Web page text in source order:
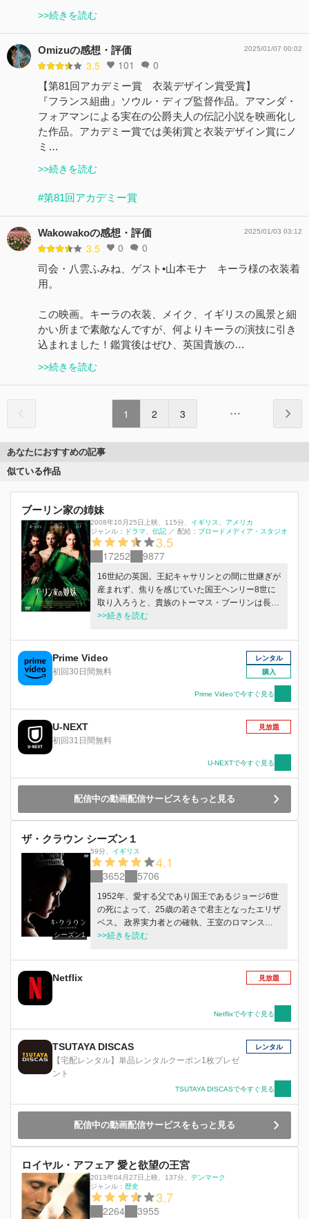
>>続きを読む
Omizuの感想・評価
3.5 101 0
2025/01/07 00:02
【第81回アカデミー賞 衣装デザイン賞受賞】
『フランス組曲』ソウル・ディブ監督作品。アマンダ・
フォアマンによる実在の公爵夫人の伝記小説を映画化し
た作品。アカデミー賞では美術賞と衣装デザイン賞にノ
ミ…
>>続きを読む
#第81回アカデミー賞
Wakowakoの感想・評価
3.5 0 0
2025/01/03 03:12
司会・八雲ふみね、ゲスト•山本モナ キーラ様の衣装着
用。
この映画。キーラの衣装、メイク、イギリスの風景と細
かい所まで素敵なんですが、何よりキーラの演技に引き
込まれました！鑑賞後はぜひ、英国貴族の…
>>続きを読む
1 2 3
あなたにおすすめの記事
似ている作品
ブーリン家の姉妹
2008年10月25日上映、 115分、 イギリス
アメリカ
ジャンル：
ドラマ 伝記 ／ 配給： ブロードメディア・スタジオ
3.5
17252 9877
16世紀の英国。王妃キャサリンとの間に世継ぎが
産まれず、焦りを感じていた国王ヘンリー8世に
取り入ろうと、貴族のトーマス・ブーリンは長女
のアンを王の愛人に仕立てようと画策。しかしヘ
に恋心を抱き…。
>>続きを読む
Prime Video
初回30日間無料
レンタル
購入
Prime Videoで今すぐ見る
U-NEXT
初回31日間無料
見放題
U-NEXTで今すぐ見る
配信中の動画配信サービスをもっと見る
ザ・クラウン シーズン１
シーズン1
59分、 イギリス
4.1
3652 5706
1952年、愛する父であり国王であるジョージ6世
の死によって、25歳の若さで君主となったエリザ
ベス。 政界実力者との確執、王室のロマンス、
そして20世紀後半を彩る歴史的事件の影で、彼女
の愛を勝ち取って来たのか？ 妻として、母とし
て、そして女王として生きる、“1人の人間として
る素顔を浮き彫りにしていく、実話に基づくヒュ
ーマンドラマ
>>続きを読む
Netflix 見放題
Netflixで今すぐ見る
TSUTAYA DISCAS
【宅配レンタル】単品レンタルクーポン1枚プレゼ
ント
レンタル
TSUTAYA DISCASで今すぐ見る
配信中の動画配信サービスをもっと見る
ロイヤル・アフェア 愛と欲望の王宮
2013年04月27日上映、 137分、 デンマーク
ジャンル： 歴史
3.7
2264 3955